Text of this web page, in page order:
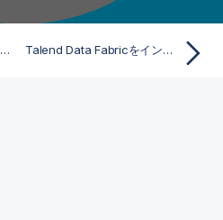
Talend Data Fabricをダウンロードしてインストール Talend Data Fabricをインストール